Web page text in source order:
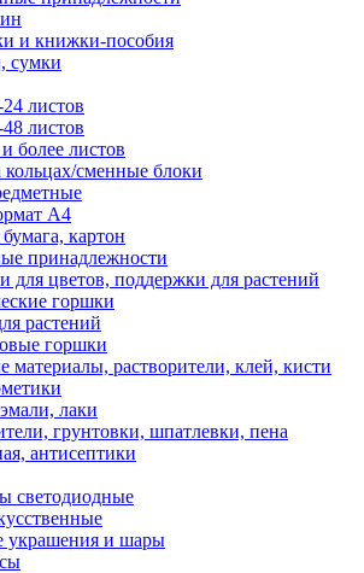
и книжки-пособия
сумки
24 листов
листов
более листов
сменные блоки
А4
картон
принадлежности
цветов, поддержки для растений
горшки
растений
горшки
материалы, растворители, клей, кисти
лаки
грунтовки, шпатлевки, пена
антисептики
светодиодные
украшения и шары